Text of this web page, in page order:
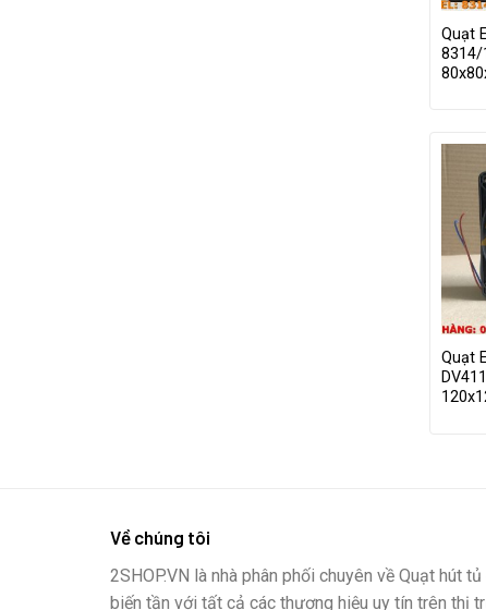
Quạt
8314/
Quạt
Về chúng tôi
2SHOP.VN là nhà phân phối chuyên về Quạt hút
biến tần với tất cả các thương hiệu uy tín trên thị